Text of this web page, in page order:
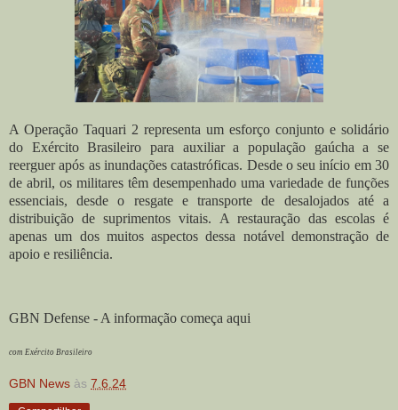
A Operação Taquari 2 representa um esforço conjunto e solidário
do Exército Brasileiro para auxiliar a população gaúcha a se
reerguer após as inundações catastróficas. Desde o seu início em 30
de abril, os militares têm desempenhado uma variedade de funções
essenciais, desde o resgate e transporte de desalojados até a
distribuição de suprimentos vitais. A restauração das escolas é
apenas um dos muitos aspectos dessa notável demonstração de
apoio e resiliência.
GBN Defense - A informação começa aqui
com Exército Brasileiro
GBN News às 7.6.24